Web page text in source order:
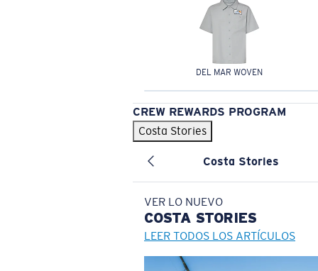
DEL MAR WOVEN
CREW REWARDS PROGRAM
Costa Stories
Costa Stories
VER LO NUEVO
COSTA STORIES
LEER TODOS LOS ARTÍCULOS